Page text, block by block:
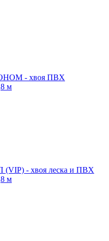
- хвоя ПВХ
м
(VIP) - хвоя леска и ПВХ
м